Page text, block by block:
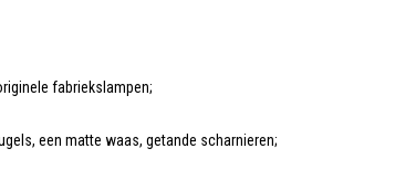
fabriekslampen;
een matte waas, getande scharnieren;